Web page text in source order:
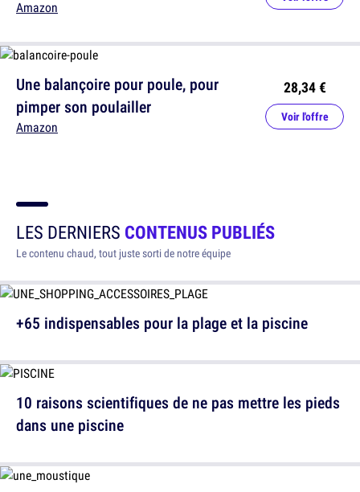
Une balançoire pour poule, pour
pimper son poulailler
Amazon
28,34 €
Voir l'offre
Amazon
LES DERNIERS CONTENUS PUBLIÉS
Le contenu chaud, tout juste sorti de notre équipe
+65 indispensables pour la plage et la piscine
10 raisons scientifiques de ne pas mettre les pieds
dans une piscine